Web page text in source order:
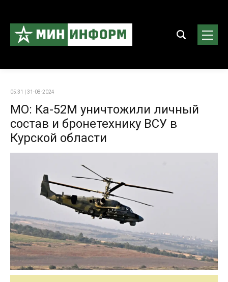
05:31 | 31-08-2024
МО: Ка-52М уничтожили личный
состав и бронетехнику ВСУ в
Курской области